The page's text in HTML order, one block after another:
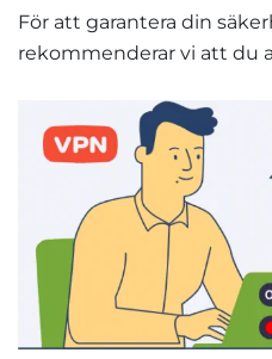
För att garantera din
rekommenderar vi att du